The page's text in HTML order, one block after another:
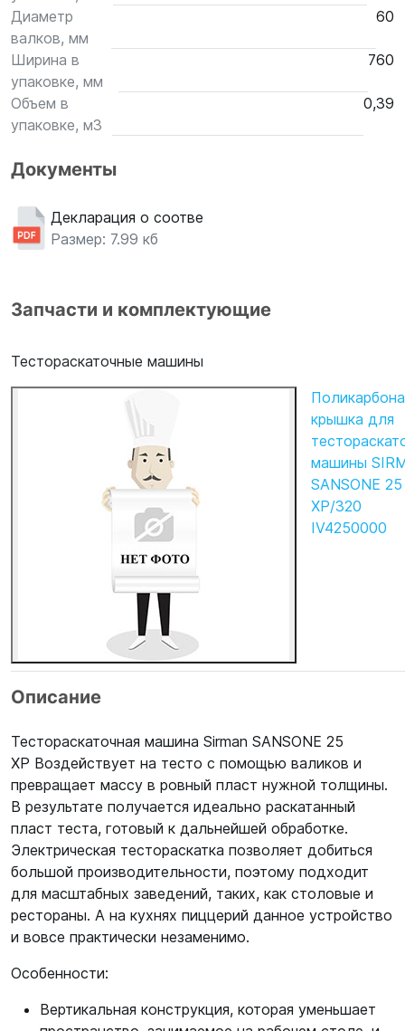
Диаметр
валков, мм
60
Ширина в
упаковке, мм
760
Объем в
упаковке, м3
0,39
Документы
Декларация о соответствии
Размер: 7.99 кб
Запчасти и комплектующие
Тестораскаточные машины
крышка для
машины
SANSONE 25
XP/320
IV4250000
Описание
Тестораскаточная машина Sirman SANSONE 25
XP Воздействует на тесто с помощью валиков и
превращает массу в ровный пласт нужной толщины.
В результате получается идеально раскатанный
пласт теста, готовый к дальнейшей обработке.
Электрическая тестораскатка позволяет добиться
большой производительности, поэтому подходит
для масштабных заведений, таких, как столовые и
рестораны. А на кухнях пиццерий данное устройство
и вовсе практически незаменимо.
Особенности:
Вертикальная конструкция, которая уменьшает